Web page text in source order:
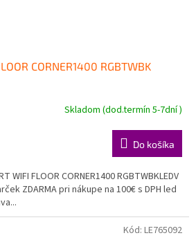
CORNER1400 RGBTWBK
Skladom (dod.termín 5-7dní )
Do košíka
WIFI FLOOR CORNER1400 RGBTWBKLEDV
ZDARMA pri nákupe na 100€ s DPH led
Kód: LE765092